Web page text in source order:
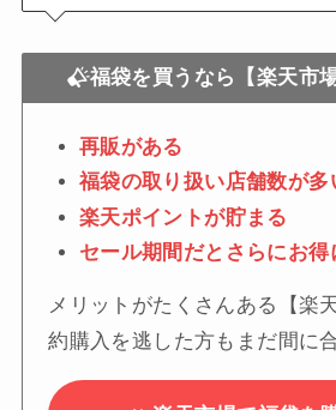
福袋を買うなら【楽天市
再販がある
福袋の取り扱い店舗数が多
楽天ポイントが貯まる
セール期間だとさらにお得
メリットがたくさんある【楽
約購入を逃した方もまだ間に